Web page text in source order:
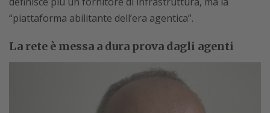
“piattaforma abilitante dell’era agentica”.
La rete è messa a dura prova dagli agenti